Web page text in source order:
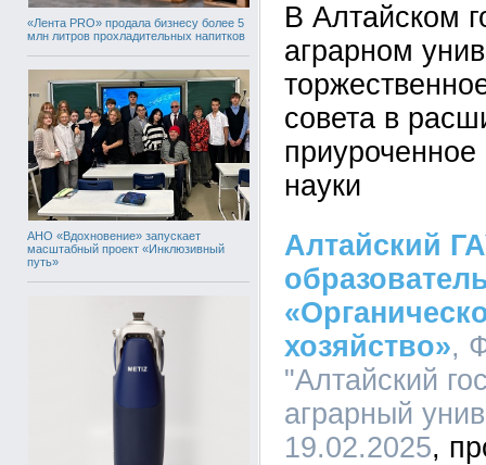
«Лента PRO» продала бизнесу более 5
млн литров прохладительных напитков
АНО «Вдохновение» запускает
масштабный проект «Инклюзивный
путь»
В Алтайском
аграрном
совета в
науки
Алтайский
хозяйство»,
"Алтайский
аграрный
19.02.2025